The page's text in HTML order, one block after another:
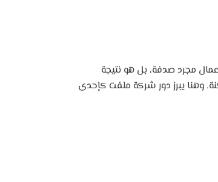
مجرد صدفة، بل هو نتيجة
وهنا يبرز دور شركة ملفت كإحدى